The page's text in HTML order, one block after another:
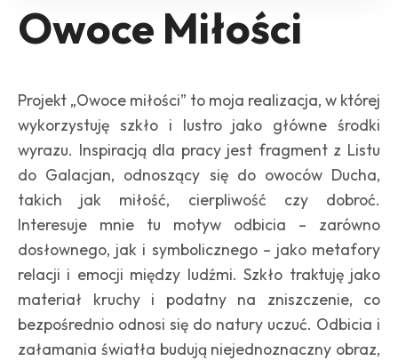
Owoce Miłości
Projekt „Owoce miłości” to moja realizacja, w której
wykorzystuję szkło i lustro jako główne środki
wyrazu. Inspiracją dla pracy jest fragment z Listu
do Galacjan, odnoszący się do owoców Ducha,
takich jak miłość, cierpliwość czy dobroć.
Interesuje mnie tu motyw odbicia – zarówno
dosłownego, jak i symbolicznego – jako metafory
relacji i emocji między ludźmi. Szkło traktuję jako
materiał kruchy i podatny na zniszczenie, co
bezpośrednio odnosi się do natury uczuć. Odbicia i
załamania światła budują niejednoznaczny obraz,